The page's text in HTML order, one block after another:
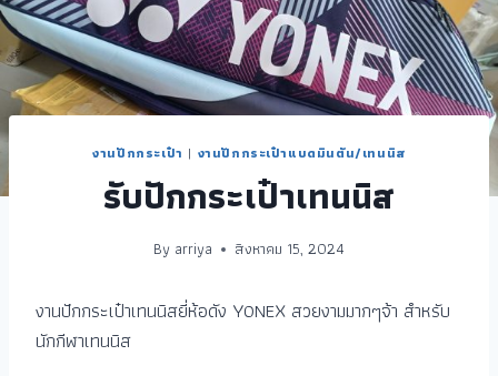
งานปักกระเป๋า | งานปักกระเป๋าแบดมินตัน/เทนนิส
รับปักกระเป๋าเทนนิส
By arriya สิงหาคม 15, 2024
งานปักกระเป๋าเทนนิสยี่ห้อดัง YONEX สวยงามมากๆจ้า สำหรับ
นักกีฬาเทนนิส